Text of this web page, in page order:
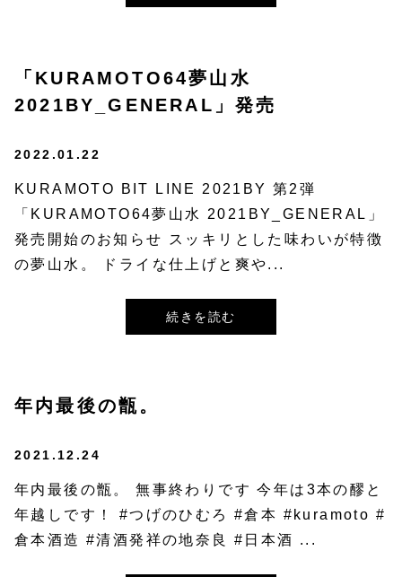
「KURAMOTO64夢山水
2021BY_GENERAL」発売
2022.01.22
KURAMOTO BIT LINE 2021BY 第2弾
「KURAMOTO64夢山水 2021BY_GENERAL」
発売開始のお知らせ スッキリとした味わいが特徴
の夢山水。 ドライな仕上げと爽や...
続きを読む
年内最後の甑。
2021.12.24
年内最後の甑。 無事終わりです 今年は3本の醪と
年越しです！ #つげのひむろ #倉本 #kuramoto #
倉本酒造 #清酒発祥の地奈良 #日本酒 ...